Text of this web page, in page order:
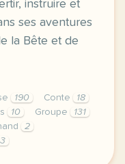
instruire et
ses aventures
la Bête et de
190 Conte
18
10 Groupe
131
2
3
button cursor